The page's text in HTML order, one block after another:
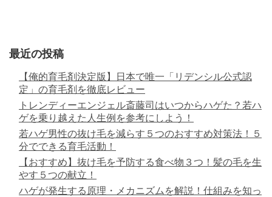
最近の投稿
【俺的育毛剤決定版】日本で唯一「リデンシル公式認
定」の育毛剤を徹底レビュー
トレンディーエンジェル斎藤司はいつからハゲた？若ハ
ゲを乗り越えた人生例を参考にしよう！
若ハゲ男性の抜け毛を減らす５つのおすすめ対策法！５
分でできる育毛活動！
【おすすめ】抜け毛を予防する食べ物３つ！髪の毛を生
やす５つの献立！
ハゲが発生する原理・メカニズムを解説！仕組みを知っ